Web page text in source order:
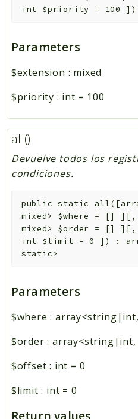
int $priority = 100 ] )
Parameters
$extension : mixed
$priority : int = 100
all()
Devuelve todos los
condiciones.
public static all( [
mixed> $where = [] ] [ ,
mixed> $order = [] ] [ ,
int $limit =0 ] ) :
static>
Parameters
$where : array<string|int,
$order : array<string|int,
$offset : int = 0
$limit : int = 0
Return values